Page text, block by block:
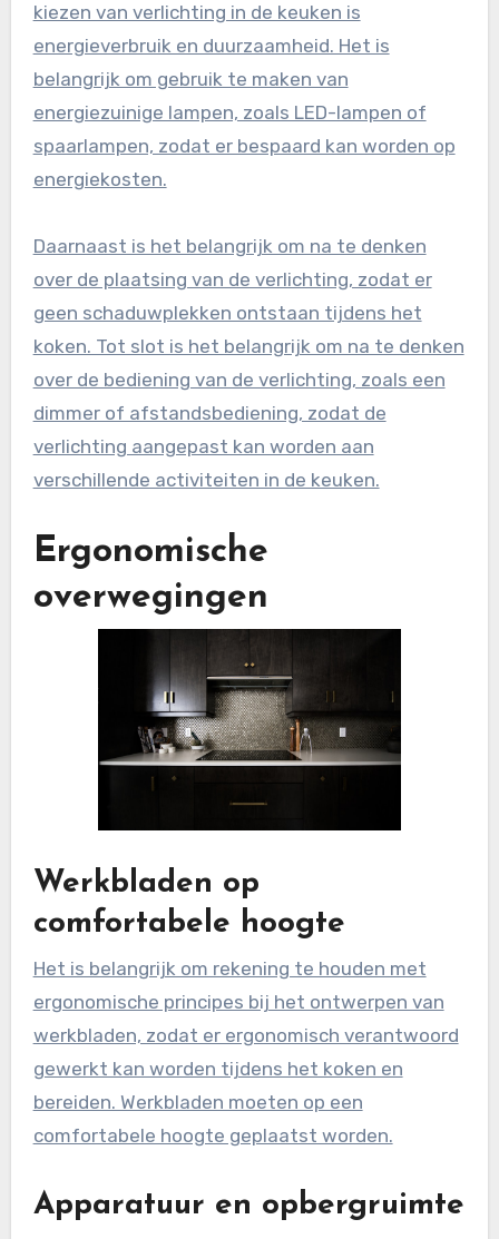
kiezen van verlichting in de keuken is
energieverbruik en duurzaamheid. Het is
belangrijk om gebruik te maken van
energiezuinige lampen, zoals LED-lampen of
spaarlampen, zodat er bespaard kan worden op
energiekosten.
Daarnaast is het belangrijk om na te denken
over de plaatsing van de verlichting, zodat er
geen schaduwplekken ontstaan tijdens het
koken. Tot slot is het belangrijk om na te denken
over de bediening van de verlichting, zoals een
dimmer of afstandsbediening, zodat de
verlichting aangepast kan worden aan
verschillende activiteiten in de keuken.
Ergonomische
overwegingen
Werkbladen op
comfortabele hoogte
Het is belangrijk om rekening te houden met
ergonomische principes bij het ontwerpen van
werkbladen, zodat er ergonomisch verantwoord
gewerkt kan worden tijdens het koken en
bereiden. Werkbladen moeten op een
comfortabele hoogte geplaatst worden.
Apparatuur en opbergruimte